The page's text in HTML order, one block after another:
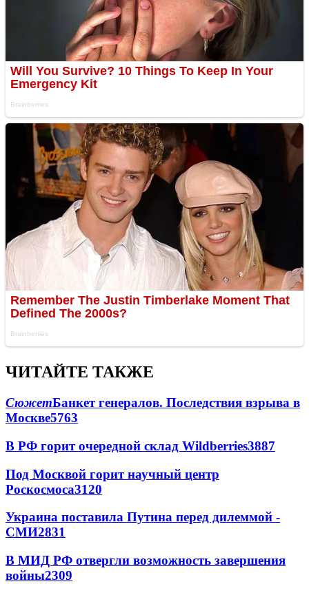
ЧИТАЙТЕ ТАКЖЕ
СюжетБанкет генералов. Последствия взрыва в
Москве5763
В РФ горит очередной склад Wildberries3887
Под Москвой горит научный центр
Роскосмоса3120
Украина поставила Путина перед дилеммой -
СМИ2831
В МИД РФ отвергли возможность завершения
войны2309